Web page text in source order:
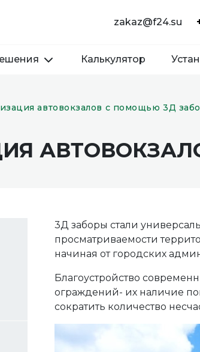
zakaz@f24.su
Калькулятор
автовокзалов с помощью 3Д
3Д заборы стали
просматриваемости
начиная от городских
Благоустройство
ограждений- их наличие
сократить количество